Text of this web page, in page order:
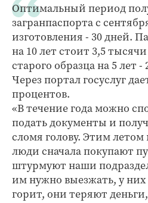
Оптимальный период
загранпаспорта с
изготовления - 30 дней.
на 10 лет стоит 3,5
старого образца на 5 лет
Через портал госуслуг
процентов.
«В течение года можно
подать документы и
сломя голову. Этим
люди сначала покупают
штурмуют наши
им нужно выезжать, у них
горит, они теряют